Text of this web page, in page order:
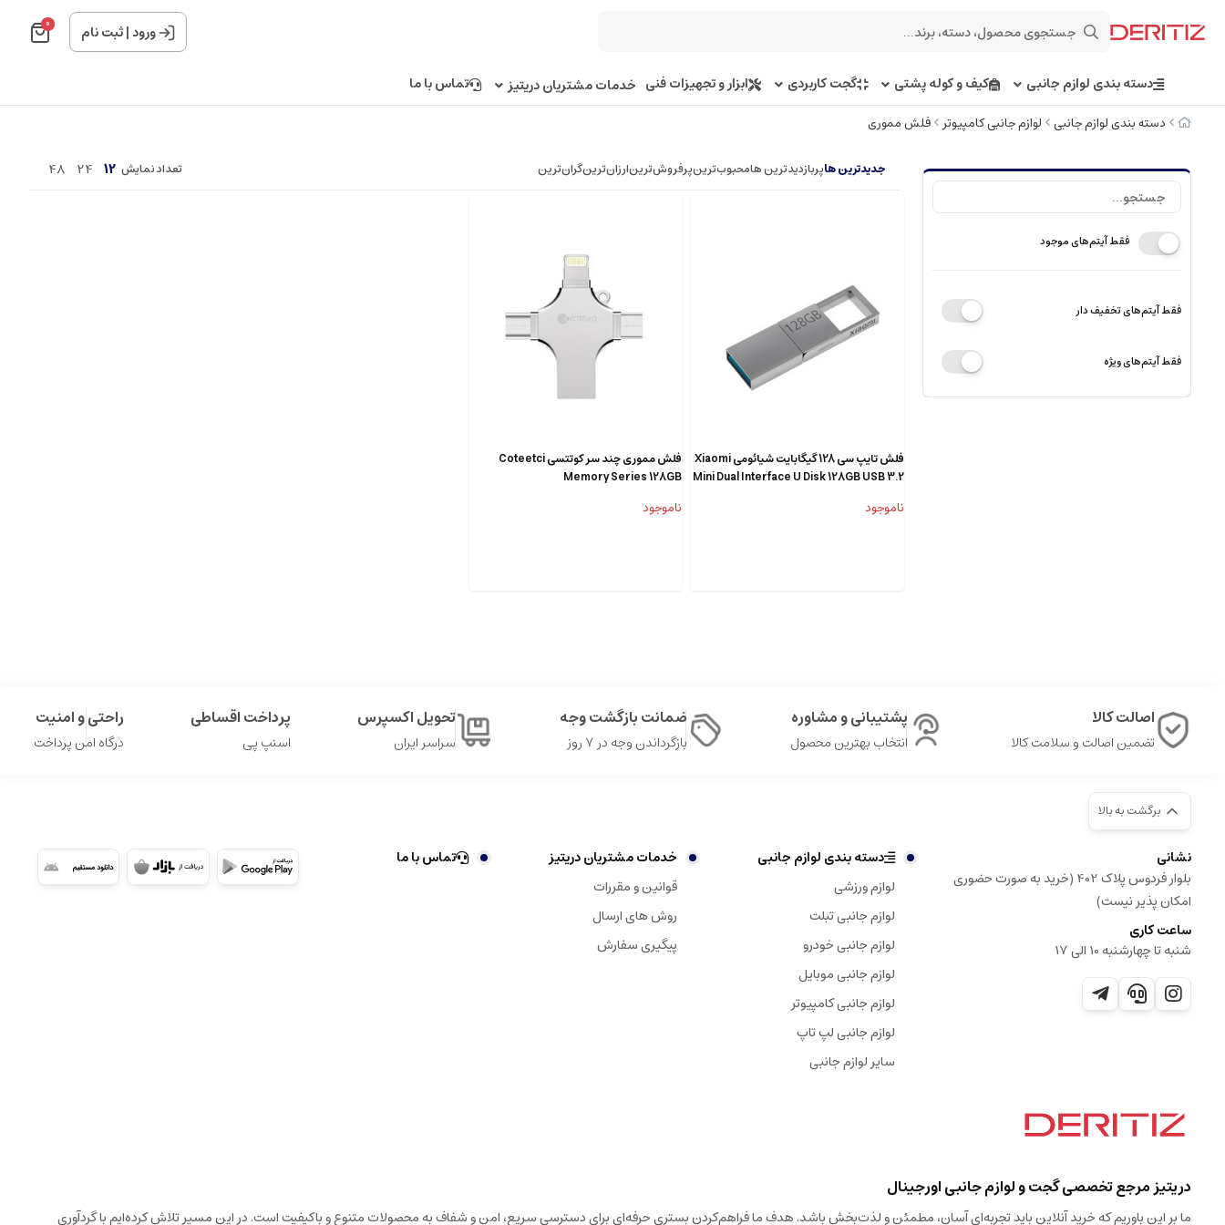
ورود|ثبت نام 0
دسته بندی لوازم جانبی کیف و کوله پشتی گجت کاربردی ابزار و تجهیزات فنی خدمات مشتریان دریتیز تماس با ما
دسته بندی لوازم جانبی لوازم جانبی کامپیوتر فلش مموری
فقط آیتم‌های موجود
فقط آیتم‌های تخفیف دار
فقط آیتم‌های ویژه
جدیدترین هاپربازدیدترین هامحبوب‌‌ترینپرفروش‌ترینارزان‌ترینگران‌ترین تعداد نمایش 12
24
48
فلش تایپ سی 128 گیگابایت شیائومی Xiaomi
Mini Dual Interface U Disk 128GB USB 3.2
ناموجود
فلش مموری چند سر کوتتسی Coteetci
Memory Series 128GB
ناموجود
اصالت کالا
تضمین اصالت و سلامت کالا
پشتیبانی و مشاوره
انتخاب بهترین محصول
ضمانت بازگشت وجه
بازگرداندن وجه در ۷ روز
تحویل اکسپرس
سراسر ایران
پرداخت اقساطی
اسنپ پی
راحتی و امنیت
درگاه امن پرداخت
برگشت به بالا
نشانی
بلوار فردوس پلاک 402 (خرید به صورت حضوری
امکان پذیر نیست)
ساعت کاری
شنبه تا چهارشنبه 10 الی 17
دسته بندی لوازم جانبی
لوازم ورزشی
لوازم جانبی تبلت
لوازم جانبی خودرو
لوازم جانبی موبایل
لوازم جانبی کامپیوتر
لوازم جانبی لپ تاپ
سایر لوازم جانبی
خدمات مشتریان دریتیز
قوانین و مقررات
روش های ارسال
پیگیری سفارش
تماس با ما
دریتیز مرجع تخصصی گجت و لوازم جانبی اورجینال
ما بر این باوریم که خرید آنلاین باید تجربه‌ای آسان، مطمئن و لذت‌بخش باشد. هدف ما فراهم‌کردن بستری حرفه‌ای برای دسترسی سریع، امن و شفاف به محصولات متنوع و باکیفیت است. در این مسیر تلاش کرده‌ایم با گردآوری